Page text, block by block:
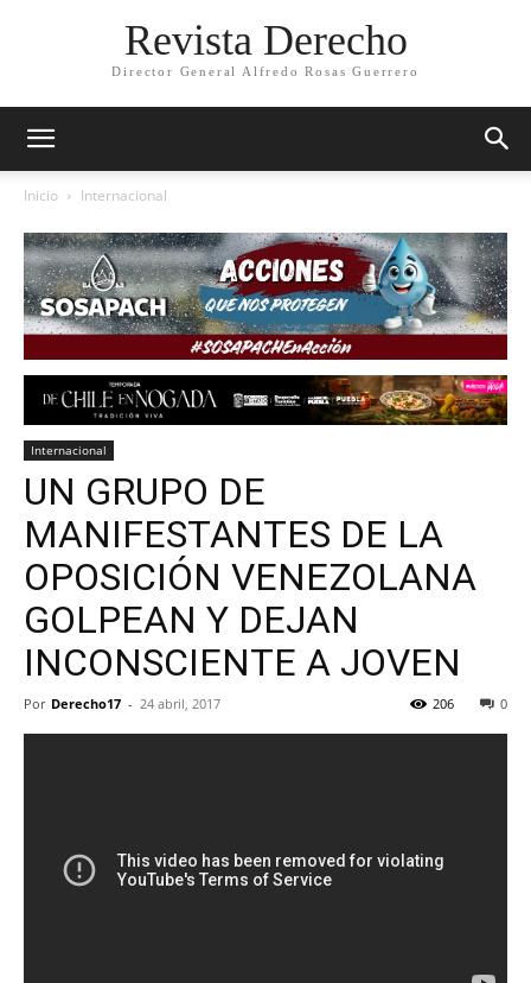
Revista Derecho
Director General Alfredo Rosas Guerrero
Inicio Internacional
Internacional
UN GRUPO DE
MANIFESTANTES DE LA
OPOSICIÓN VENEZOLANA
GOLPEAN Y DEJAN
INCONSCIENTE A JOVEN
Por Derecho17 - 24 abril, 2017 0
206